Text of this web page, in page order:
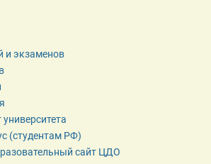
и экзаменов
(студентам РФ)
сайт ЦДО